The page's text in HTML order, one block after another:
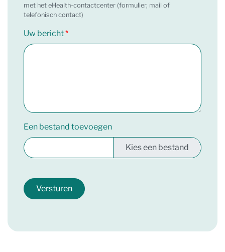
met het eHealth-contactcenter (formulier, mail of
telefonisch contact)
Uw bericht
Een bestand toevoegen
Versturen